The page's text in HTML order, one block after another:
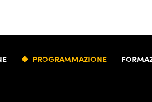
PROGRAMMAZIONE